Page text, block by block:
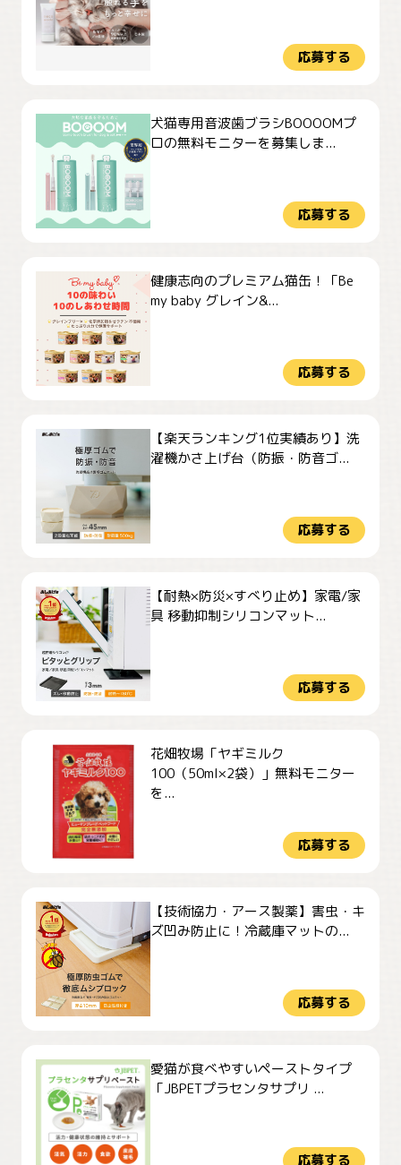
応募する
犬猫専用音波歯ブラシBOOOOMプ
ロの無料モニターを募集しま...
応募する
健康志向のプレミアム猫缶！「Be
my baby グレイン&...
応募する
【楽天ランキング1位実績あり】洗
濯機かさ上げ台（防振・防音ゴ...
応募する
【耐熱×防災×すべり止め】家電/家
具 移動抑制シリコンマット...
応募する
花畑牧場「ヤギミルク
100（50ml×2袋）」無料モニター
を...
応募する
【技術協力・アース製薬】害虫・キ
ズ凹み防止に！冷蔵庫マットの...
応募する
愛猫が食べやすいペーストタイプ
「JBPETプラセンタサプリ ...
応募する